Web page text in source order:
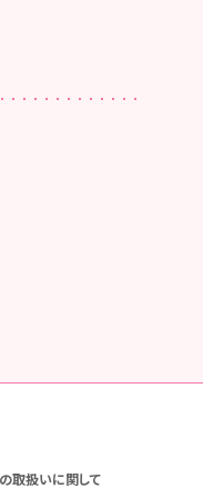
取扱いに関して